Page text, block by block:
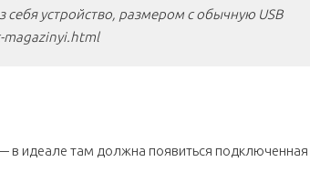
себя устройство, размером с обычную USB
в идеале там должна появиться подключенная